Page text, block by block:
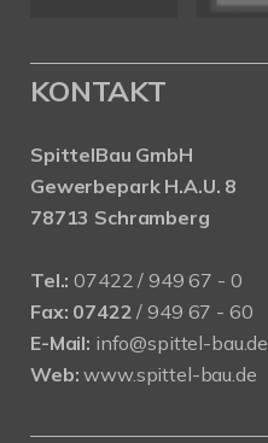
KONTAKT
SpittelBau GmbH
Gewerbepark H.A.U. 8
78713 Schramberg
Tel.: 07422 / 949 67 - 0
Fax: 07422 / 949 67 - 60
E-Mail: info@spittel-bau.de
Web: www.spittel-bau.de